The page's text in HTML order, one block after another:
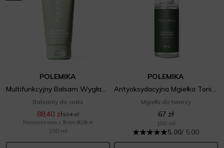
POLEMIKA
Multifunkcyjny Balsam Wygładzajaco-Kojacy
Balsamy do ciała
88,40 zł104 zł
Najniższa cena z 30 dni: 80,08 zł
200 ml
POLEMIKA
Antyoksydacyjna Mgiełka Tonizująca
Mgiełki do twarzy
67 zł
150 ml
5.00/ 5.00